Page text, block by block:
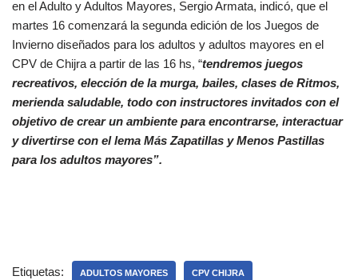
en el Adulto y Adultos Mayores, Sergio Armata, indicó, que el
martes 16 comenzará la segunda edición de los Juegos de
Invierno diseñados para los adultos y adultos mayores en el
CPV de Chijra a partir de las 16 hs, “tendremos juegos
recreativos, elección de la murga, bailes, clases de Ritmos,
merienda saludable, todo con instructores invitados con el
objetivo de crear un ambiente para encontrarse, interactuar
y divertirse con el lema Más Zapatillas y Menos Pastillas
para los adultos mayores”.
Etiquetas: ADULTOS MAYORES CPV CHIJRA